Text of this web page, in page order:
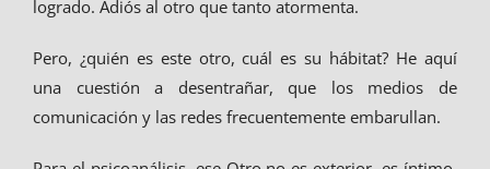
logrado. Adiós al otro que tanto atormenta.
Pero, ¿quién es este otro, cuál es su hábitat? He aquí
una cuestión a desentrañar, que los medios de
comunicación y las redes frecuentemente embarullan.